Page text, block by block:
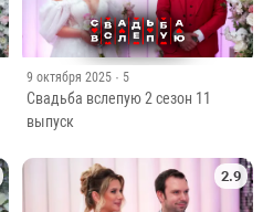
9 октября 2025 · 5
Свадьба вслепую 2 сезон 11
выпуск
2.9